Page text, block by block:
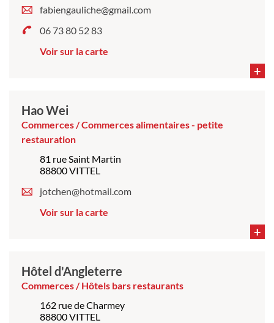
fabiengauliche@gmail.com
06 73 80 52 83
Voir sur la carte
+
Hao Wei
Commerces / Commerces alimentaires - petite
restauration
81 rue Saint Martin
88800 VITTEL
jotchen@hotmail.com
Voir sur la carte
+
Hôtel d'Angleterre
Commerces / Hôtels bars restaurants
162 rue de Charmey
88800 VITTEL